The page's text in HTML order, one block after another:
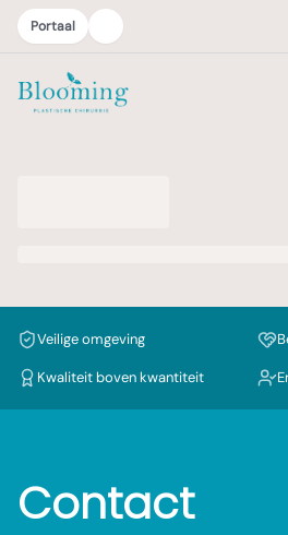
Portaal
Veilige omgeving
Kwaliteit boven kwantiteit
Contact